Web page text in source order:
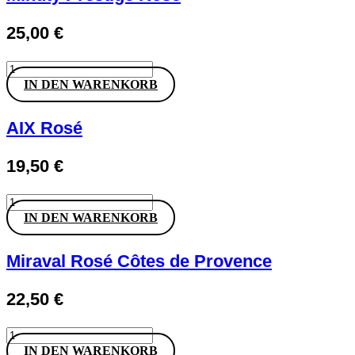
25,00 €
Minuty
Prestige
Rosé
IN DEN WARENKORB
AIX Rosé
19,50 €
AIX
Rosé
Menge
IN DEN WARENKORB
Miraval Rosé Côtes de Provence
22,50 €
Miraval
RoséIN DEN WARENKORB